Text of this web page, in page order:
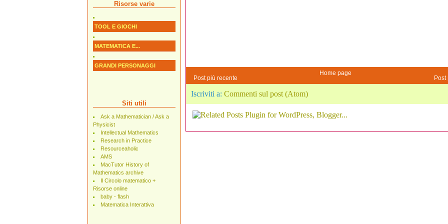
Post più recente Post
Home page
Iscriviti a: Commenti sul post (Atom)
Risorse varie
TOOL E GIOCHI
MATEMATICA E...
GRANDI PERSONAGGI
Siti utili
Ask a Mathematician / Ask a
Physicist
Intellectual Mathematics
Research in Practice
Resourceaholic
AMS
MacTutor History of
Mathematics archive
Il Circolo matematico +
Risorse online
baby - flash
Matematica Interattiva